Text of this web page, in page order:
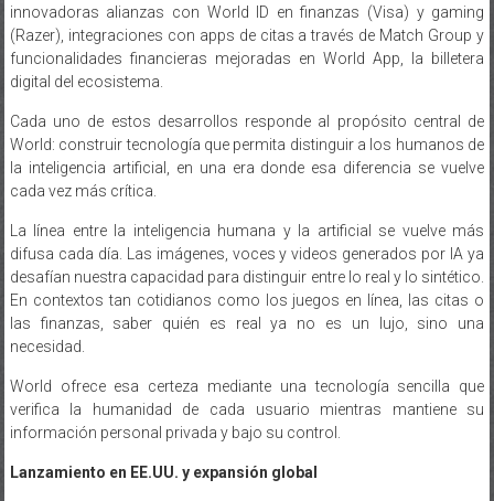
(Razer), integraciones con apps de citas a través de Match Group y
funcionalidades financieras mejoradas en World App, la billetera
digital del ecosistema.
World: construir tecnología que permita distinguir a los humanos de
la inteligencia artificial, en una era donde esa diferencia se vuelve
cada vez más crítica.
difusa cada día. Las imágenes, voces y videos generados por IA ya
desafían nuestra capacidad para distinguir entre lo real y lo sintético.
En contextos tan cotidianos como los juegos en línea, las citas o
las finanzas, saber quién es real ya no es un lujo, sino una
necesidad.
verifica la humanidad de cada usuario mientras mantiene su
información personal privada y bajo su control.